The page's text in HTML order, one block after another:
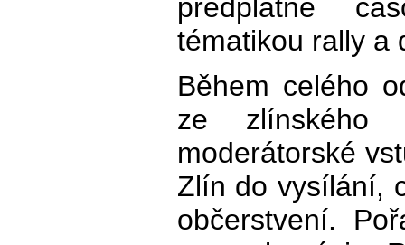
předplatné
tématikou rally a
Během celého
ze zlínského
moderátorské
Zlín do vysílání,
občerstvení.